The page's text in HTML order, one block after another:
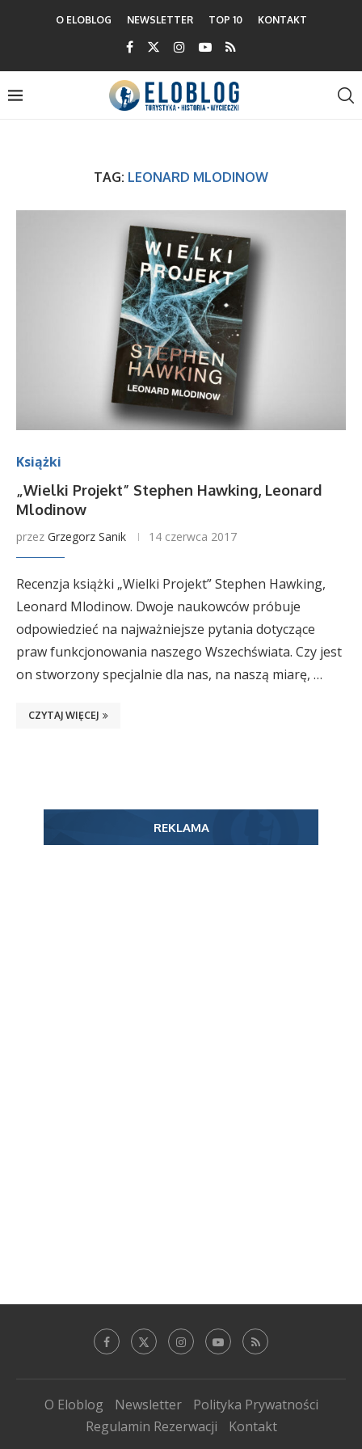
O ELOBLOG NEWSLETTER TOP 10 KONTAKT
TAG: LEONARD MLODINOW
Książki
„Wielki Projekt” Stephen Hawking, Leonard
Mlodinow
przez Grzegorz Sanik 14 czerwca 2017
Recenzja książki „Wielki Projekt” Stephen Hawking,
Leonard Mlodinow. Dwoje naukowców próbuje
odpowiedzieć na najważniejsze pytania dotyczące
praw funkcjonowania naszego Wszechświata. Czy jest
on stworzony specjalnie dla nas, na naszą miarę, …
CZYTAJ WIĘCEJ
REKLAMA
O Eloblog Newsletter
Polityka Prywatności
Regulamin Rezerwacji
Kontakt